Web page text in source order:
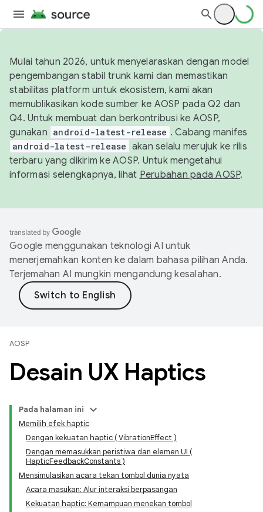
Mulai tahun 2026, untuk menyelaraskan dengan model
pengembangan stabil trunk kami dan memastikan
stabilitas platform untuk ekosistem, kami akan
memublikasikan kode sumber ke AOSP pada Q2 dan
Q4. Untuk membuat dan berkontribusi ke AOSP,
gunakan android-latest-release . Cabang manifes
android-latest-release akan selalu merujuk ke rilis
terbaru yang dikirim ke AOSP. Untuk mengetahui
informasi selengkapnya, lihat Perubahan pada AOSP.
Google menggunakan teknologi AI untuk
menerjemahkan konten ke dalam bahasa pilihan Anda.
Terjemahan AI mungkin mengandung kesalahan.
AOSP
Desain UX Haptics
Pada halaman ini
Memilih efek haptic
Dengan kekuatan haptic ( VibrationEffect )
Dengan memasukkan peristiwa dan elemen UI (
HapticFeedbackConstants )
Mensimulasikan acara tekan tombol dunia nyata
Acara masukan: Alur interaksi berpasangan
Kekuatan haptic: Kemampuan menekan tombol